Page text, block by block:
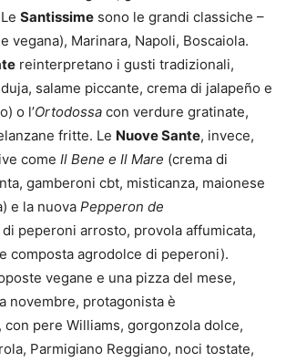
Santissime sono le grandi classiche –
vegana), Marinara, Napoli, Boscaiola.
reinterpretano i gusti tradizionali,
salame piccante, crema di jalapeño e
o l’Ortodossa con verdure gratinate,
fritte. Le Nuove Sante, invece,
come Il Bene e Il Mare (crema di
gamberoni cbt, misticanza, maionese
e la nuova Pepperon de
di peperoni arrosto, provola affumicata,
composta agrodolce di peperoni).
vegane e una pizza del mese,
novembre, protagonista è
, con pere Williams, gorgonzola dolce,
Parmigiano Reggiano, noci tostate,